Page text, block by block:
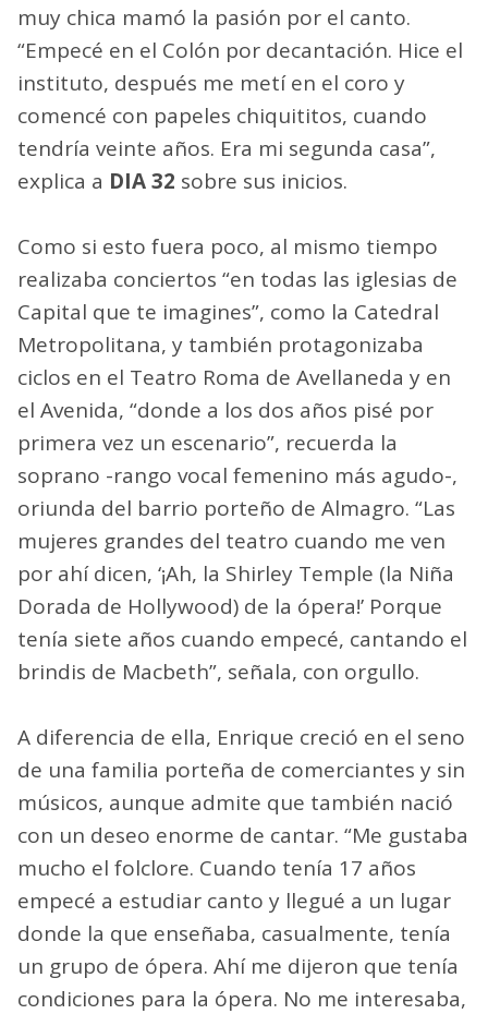
muy chica mamó la pasión por el canto.
“Empecé en el Colón por decantación. Hice el
instituto, después me metí en el coro y
comencé con papeles chiquititos, cuando
tendría veinte años. Era mi segunda casa”,
explica a DIA 32 sobre sus inicios.
Como si esto fuera poco, al mismo tiempo
realizaba conciertos “en todas las iglesias de
Capital que te imagines”, como la Catedral
Metropolitana, y también protagonizaba
ciclos en el Teatro Roma de Avellaneda y en
el Avenida, “donde a los dos años pisé por
primera vez un escenario”, recuerda la
soprano -rango vocal femenino más agudo-,
oriunda del barrio porteño de Almagro. “Las
mujeres grandes del teatro cuando me ven
por ahí dicen, ‘¡Ah, la Shirley Temple (la Niña
Dorada de Hollywood) de la ópera!’ Porque
tenía siete años cuando empecé, cantando el
brindis de Macbeth”, señala, con orgullo.
A diferencia de ella, Enrique creció en el seno
de una familia porteña de comerciantes y sin
músicos, aunque admite que también nació
con un deseo enorme de cantar. “Me gustaba
mucho el folclore. Cuando tenía 17 años
empecé a estudiar canto y llegué a un lugar
donde la que enseñaba, casualmente, tenía
un grupo de ópera. Ahí me dijeron que tenía
condiciones para la ópera. No me interesaba,